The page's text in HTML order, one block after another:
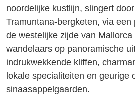
noordelijke kustlijn, slingert
Tramuntana-bergketen, via
de westelijke zijde van
wandelaars op panoramische
indrukwekkende kliffen,
lokale specialiteiten en geurige
sinaasappelgaarden.